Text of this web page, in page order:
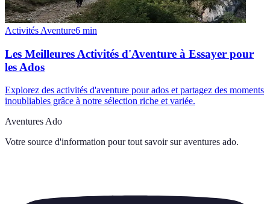
Activités Aventure6 min
Les Meilleures Activités d'Aventure à Essayer pour
les Ados
Explorez des activités d'aventure pour ados et partagez des moments
inoubliables grâce à notre sélection riche et variée.
Aventures Ado
Votre source d'information pour tout savoir sur aventures ado.